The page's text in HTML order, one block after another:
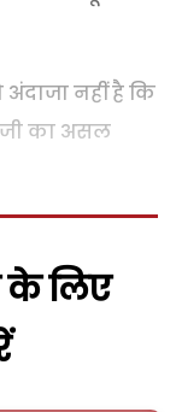
नहीं है कि
का असल
के लिए